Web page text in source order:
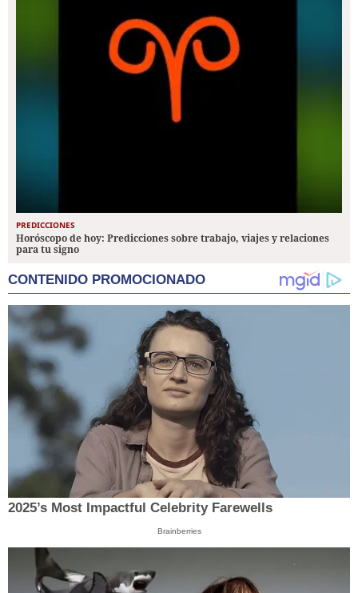
PREDICCIONES
Horóscopo de hoy: Predicciones sobre trabajo, viajes y relaciones
para tu signo
CONTENIDO PROMOCIONADO
2025’s Most Impactful Celebrity Farewells
Brainberries